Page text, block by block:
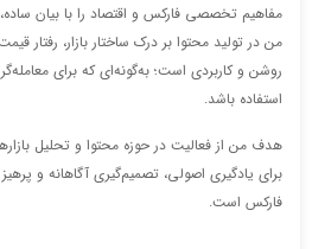
تقویم اقتصادی فارکس
ترمینال خبری
پنل کاربری
مفاهیم تخصصی فارکس و اقتصاد را با بیان
من در تولید محتوا بر درک ساختار بازار، رفتار
روشن و کاربردی است؛ به‌گونه‌ای که برای
استفاده باشد.
هدف من از فعالیت در حوزه محتوا و تحلیل
برای یادگیری اصولی، تصمیم‌گیری آگاهانه و
فارکس است.